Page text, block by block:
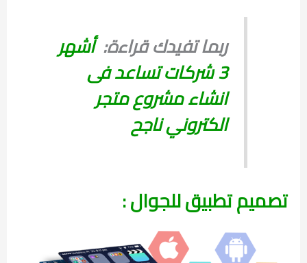
ربما تفيدك قراءة:أشهر
3 شركات تساعد فى
انشاء مشروع متجر
الكتروني ناجح
تصميم تطبيق للجوال :